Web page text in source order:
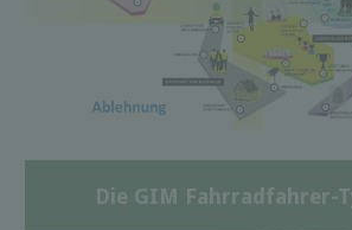
Die GIM Fahrradfahrer-